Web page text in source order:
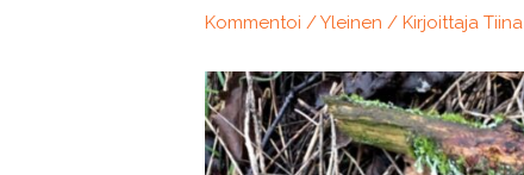
Kommentoi /Yleinen / KirjoittajaTiina